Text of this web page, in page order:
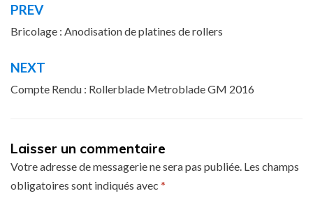
Navigation
de
l’article
PREV
Bricolage : Anodisation de platines de rollers
NEXT
Compte Rendu : Rollerblade Metroblade GM 2016
Laisser un commentaire
Votre adresse de messagerie ne sera pas publiée. Les champs
obligatoires sont indiqués avec *